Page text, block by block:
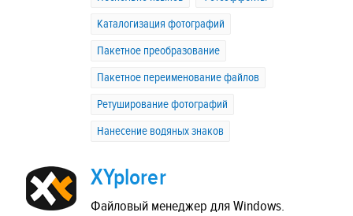
Каталогизация фотографий
Пакетное преобразование
Пакетное переименование файлов
Ретуширование фотографий
Нанесение водяных знаков
XYplorer
Файловый менеджер для Windows.